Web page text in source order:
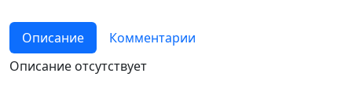
Описание
Комментарии
Описание отсутствует